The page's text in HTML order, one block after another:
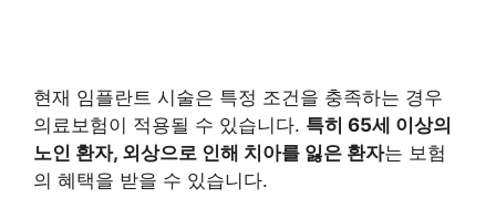
현재 임플란트 시술은 특정 조건을 충족하는 경우
의료보험이 적용될 수 있습니다. 특히 65세 이상의
노인 환자, 외상으로 인해 치아를 잃은 환자는 보험
의 혜택을 받을 수 있습니다.